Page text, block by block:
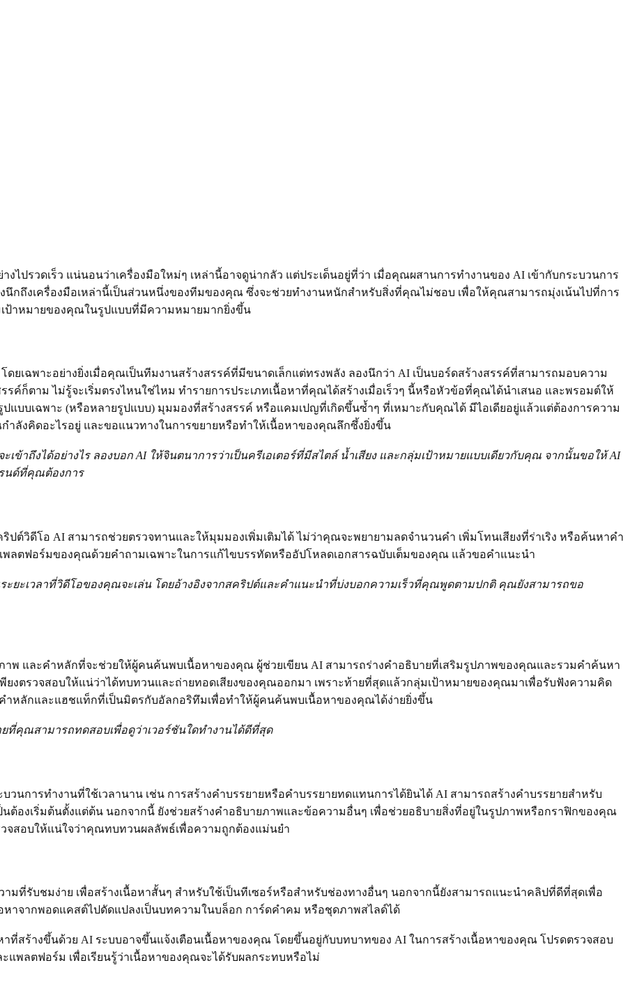
ไปรวดเร็ว แน่นอนว่าเครื่องมือใหม่ๆ เหล่านี้อาจดูน่ากลัว แต่ประเด็นอยู่ที่ว่า เมื่อคุณผสานการทำงานของ AI เข้ากับกระบวนการ
นึกถึงเครื่องมือเหล่านี้เป็นส่วนหนึ่งของทีมของคุณ ซึ่งจะช่วยทำงานหนักสำหรับสิ่งที่คุณไม่ชอบ เพื่อให้คุณสามารถมุ่งเน้นไปที่การ
เป้าหมายของคุณในรูปแบบที่มีความหมายมากยิ่งขึ้น
โดยเฉพาะอย่างยิ่งเมื่อคุณเป็นทีมงานสร้างสรรค์ที่มีขนาดเล็กแต่ทรงพลัง ลองนึกว่า AI เป็นบอร์ดสร้างสรรค์ที่สามารถมอบความ
ค์ก็ตาม ไม่รู้จะเริ่มตรงไหนใช่ไหม ทำรายการประเภทเนื้อหาที่คุณได้สร้างเมื่อเร็วๆ นี้หรือหัวข้อที่คุณได้นำเสนอ และพรอมต์ให้
บบเฉพาะ (หรือหลายรูปแบบ) มุมมองที่สร้างสรรค์ หรือแคมเปญที่เกิดขึ้นซ้ำๆ ที่เหมาะกับคุณได้ มีไอเดียอยู่แล้วแต่ต้องการความ
ลังคิดอะไรอยู่ และขอแนวทางในการขยายหรือทำให้เนื้อหาของคุณลึกซึ้งยิ่งขึ้น
ข้าถึงได้อย่างไร ลองบอก AI ให้จินตนาการว่าเป็นครีเอเตอร์ที่มีสไตล์ น้ำเสียง และกลุ่มเป้าหมายแบบเดียวกับคุณ จากนั้นขอให้ AI
รนด์ที่คุณต้องการ
ต์วิดีโอ AI สามารถช่วยตรวจทานและให้มุมมองเพิ่มเติมได้ ไม่ว่าคุณจะพยายามลดจำนวนคำ เพิ่มโทนเสียงที่ร่าเริง หรือค้นหาคำ
ตฟอร์มของคุณด้วยคำถามเฉพาะในการแก้ไขบรรทัดหรืออัปโหลดเอกสารฉบับเต็มของคุณ แล้วขอคำแนะนำ
ะยะเวลาที่วิดีโอของคุณจะเล่น โดยอ้างอิงจากสคริปต์และคำแนะนำที่บ่งบอกความเร็วที่คุณพูดตามปกติ คุณยังสามารถขอ
าพ และคำหลักที่จะช่วยให้ผู้คนค้นพบเนื้อหาของคุณ ผู้ช่วยเขียน AI สามารถร่างคำอธิบายที่เสริมรูปภาพของคุณและรวมคำค้นหา
ยงตรวจสอบให้แน่ว่าได้ทบทวนและถ่ายทอดเสียงของคุณออกมา เพราะท้ายที่สุดแล้วกลุ่มเป้าหมายของคุณมาเพื่อรับฟังความคิด
ำหลักและแฮชแท็กที่เป็นมิตรกับอัลกอริทึมเพื่อทำให้ผู้คนค้นพบเนื้อหาของคุณได้ง่ายยิ่งขึ้น
ที่คุณสามารถทดสอบเพื่อดูว่าเวอร์ชันใดทำงานได้ดีที่สุด
วนการทำงานที่ใช้เวลานาน เช่น การสร้างคำบรรยายหรือคำบรรยายทดแทนการได้ยินได้ AI สามารถสร้างคำบรรยายสำหรับ
องเริ่มต้นตั้งแต่ต้น นอกจากนี้ ยังช่วยสร้างคำอธิบายภาพและข้อความอื่นๆ เพื่อช่วยอธิบายสิ่งที่อยู่ในรูปภาพหรือกราฟิกของคุณ
จสอบให้แน่ใจว่าคุณทบทวนผลลัพธ์เพื่อความถูกต้องแม่นยำ
มที่รับชมง่าย เพื่อสร้างเนื้อหาสั้นๆ สำหรับใช้เป็นทีเซอร์หรือสำหรับช่องทางอื่นๆ นอกจากนี้ยังสามารถแนะนำคลิปที่ดีที่สุดเพื่อ
หาจากพอดแคสต์ไปดัดแปลงเป็นบทความในบล็อก การ์ดคำคม หรือชุดภาพสไลด์ได้
สร้างขึ้นด้วย AI ระบบอาจขึ้นแจ้งเตือนเนื้อหาของคุณ โดยขึ้นอยู่กับบทบาทของ AI ในการสร้างเนื้อหาของคุณ โปรดตรวจสอบ
พลตฟอร์ม เพื่อเรียนรู้ว่าเนื้อหาของคุณจะได้รับผลกระทบหรือไม่